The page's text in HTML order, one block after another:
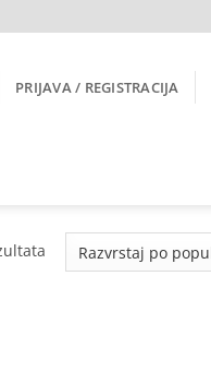
PRIJAVA / REGISTRACIJA
Sorted